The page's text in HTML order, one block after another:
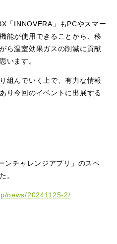
「INNOVERA」もPCやスマー
能が使用できることから、移
ら温室効果ガスの削減に貢献
います。
組んでいく上で、有力な情報
り今回のイベントに出展する
ンチャレンジアプリ」のスペ
。
news/20241125-2/